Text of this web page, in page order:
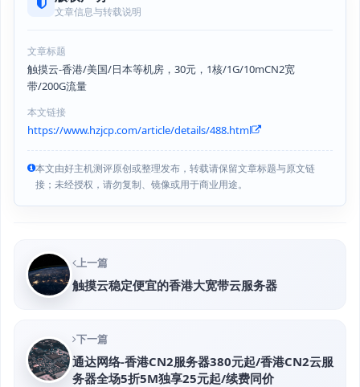
文章信息与转载说明
文章标题
触摸云-香港/美国/日本等机房，30元，1核/1G/10mCN2宽
带/200G流量
本文链接
https://www.hzjcp.com/article/details/488.html
本文由好主机测评原创或整理发布，转载请保留文章标题与原文链
接；未经授权，请勿复制、镜像或用于商业用途。
上一篇
触摸云稳定便宜的香港大宽带云服务器
下一篇
通达网络-香港CN2服务器380元起/香港CN2云服
务器全场5折5M独享25元起/续费同价